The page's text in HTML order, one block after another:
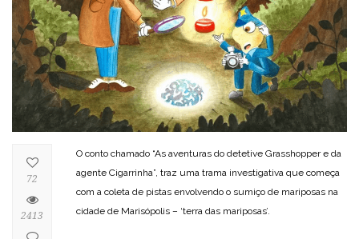
O conto chamado “As aventuras do detetive Grasshopper e da
agente Cigarrinha”, traz uma trama investigativa que começa
com a coleta de pistas envolvendo o sumiço de mariposas na
cidade de Marisópolis – ‘terra das mariposas’.
72
2413